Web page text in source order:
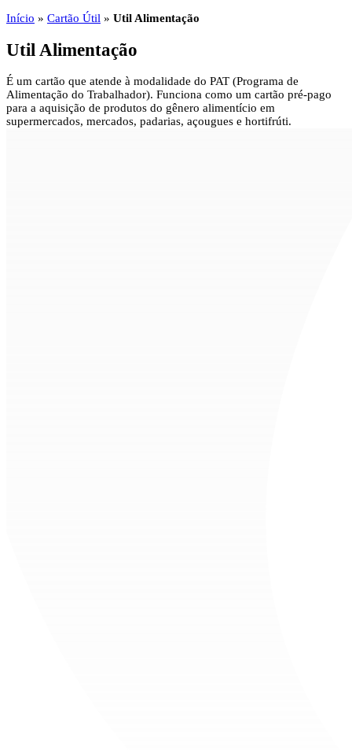
Início » Cartão Útil » Util Alimentação
Util Alimentação
É um cartão que atende à modalidade do PAT (Programa de
Alimentação do Trabalhador). Funciona como um cartão pré-pago
para a aquisição de produtos do gênero alimentício em
supermercados, mercados, padarias, açougues e hortifrúti.